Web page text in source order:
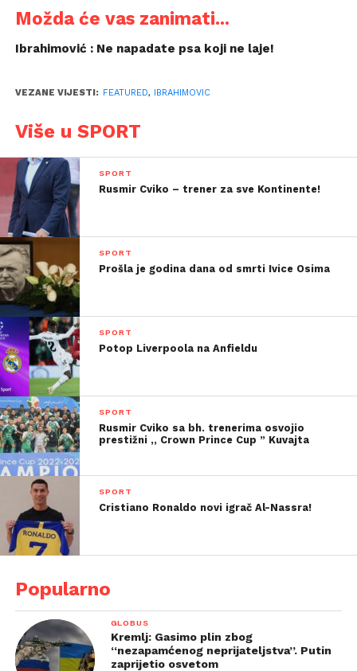
Možda će vas zanimati...
Ibrahimović : Ne napadate psa koji ne laje!
VEZANE VIJESTI: FEATURED, IBRAHIMOVIC
Više u SPORT
SPORT
Rusmir Cviko – trener za sve Kontinente!
SPORT
Prošla je godina dana od smrti Ivice Osima
SPORT
Potop Liverpoola na Anfieldu
SPORT
Rusmir Cviko sa bh. trenerima osvojio
prestižni ,, Crown Prince Cup ” Kuvajta
SPORT
Cristiano Ronaldo novi igrač Al-Nassra!
Popularno
GLOBUS
Kremlj: Gasimo plin zbog
“nezapamćenog neprijateljstva”. Putin
zaprijetio osvetom